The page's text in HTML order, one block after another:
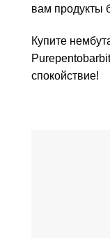
вам продукты
Купите
спокойствие!